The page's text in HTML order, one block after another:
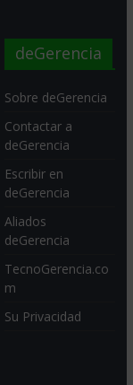
deGerencia
Sobre deGerencia
Contactar a
deGerencia
Escribir en
deGerencia
Aliados
deGerencia
TecnoGerencia.co
m
Su Privacidad